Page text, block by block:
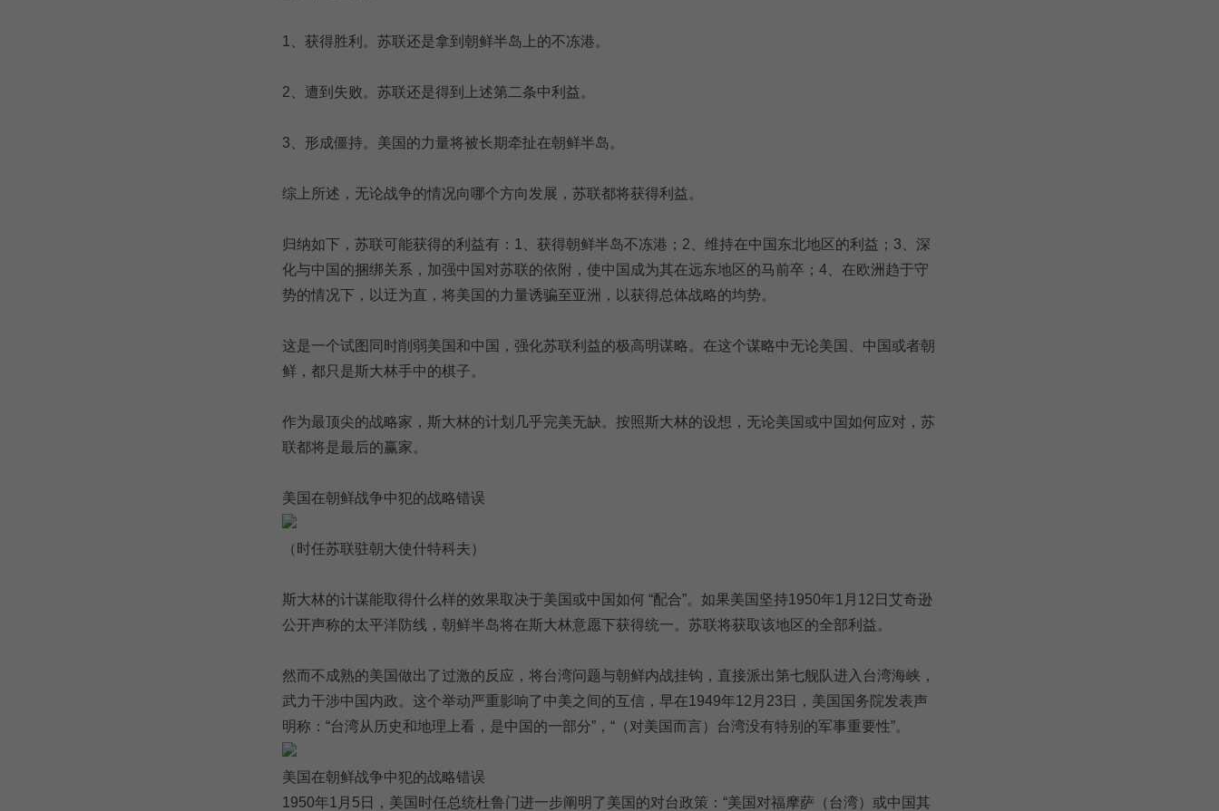
1、获得胜利。苏联还是拿到朝鲜半岛上的不冻港。
2、遭到失败。苏联还是得到上述第二条中利益。
3、形成僵持。美国的力量将被长期牵扯在朝鲜半岛。
综上所述，无论战争的情况向哪个方向发展，苏联都将获得利益。
归纳如下，苏联可能获得的利益有：1、获得朝鲜半岛不冻港；2、维持在中国东北地区的利益；3、深
化与中国的捆绑关系，加强中国对苏联的依附，使中国成为其在远东地区的马前卒；4、在欧洲趋于守
势的情况下，以迂为直，将美国的力量诱骗至亚洲，以获得总体战略的均势。
这是一个试图同时削弱美国和中国，强化苏联利益的极高明谋略。在这个谋略中无论美国、中国或者朝
鲜，都只是斯大林手中的棋子。
作为最顶尖的战略家，斯大林的计划几乎完美无缺。按照斯大林的设想，无论美国或中国如何应对，苏
联都将是最后的赢家。
美国在朝鲜战争中犯的战略错误
（时任苏联驻朝大使什特科夫）
斯大林的计谋能取得什么样的效果取决于美国或中国如何 “配合”。如果美国坚持1950年1月12日艾奇逊
公开声称的太平洋防线，朝鲜半岛将在斯大林意愿下获得统一。苏联将获取该地区的全部利益。
然而不成熟的美国做出了过激的反应，将台湾问题与朝鲜内战挂钩，直接派出第七舰队进入台湾海峡，
武力干涉中国内政。这个举动严重影响了中美之间的互信，早在1949年12月23日，美国国务院发表声
明称：“台湾从历史和地理上看，是中国的一部分”，“（对美国而言）台湾没有特别的军事重要性”。
美国在朝鲜战争中犯的战略错误
1950年1月5日，美国时任总统杜鲁门进一步阐明了美国的对台政策：“美国对福摩萨（台湾）或中国其